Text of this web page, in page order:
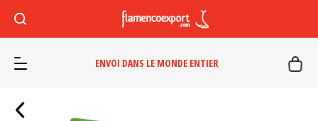
ENVOI DANS LE MONDE ENTIER